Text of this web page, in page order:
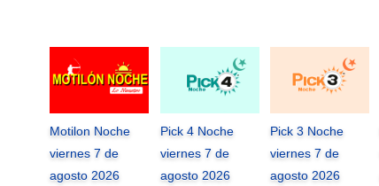
Motilon Noche
viernes 7 de
agosto 2026
Pick 4 Noche
viernes 7 de
agosto 2026
Pick 3 Noche
viernes 7 de
agosto 2026